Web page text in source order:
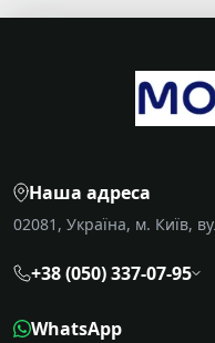
Наша адреса
02081, Україна, м. Київ,
+38 (050) 337-07-95
WhatsApp